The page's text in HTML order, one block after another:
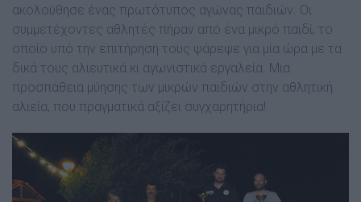
ακολούθησε ένας πρωτότυπος αγώνας παιδιών. Οι
συµµετέχοντες αθλητές πήραν από ένα µικρό παιδί, το
οποίο υπό την επιτήρησή τους ψάρεψε για µία ώρα µε τα
δικά τους αλιευτικά κι αγωνιστικά εργαλεία. Μια
προσπάθεια µύησης των µικρών παιδιών στην αθλητική
αλιεία, που πραγµατικά αξίζει συγχαρητήρια!